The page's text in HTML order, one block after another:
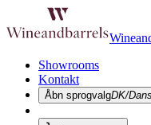
Showrooms
Kontakt
Åbn sprogvalgDK/